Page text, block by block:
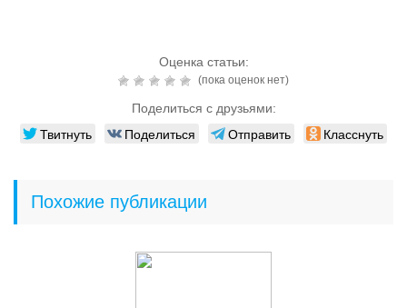
Оценка статьи:
(пока оценок нет)
Поделиться с друзьями:
Твитнуть Поделиться Отправить Класснуть
Похожие публикации